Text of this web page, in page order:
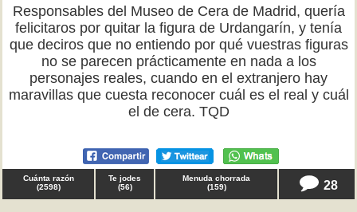
Responsables del Museo de Cera de Madrid, quería
felicitaros por quitar la figura de Urdangarín, y tenía
que deciros que no entiendo por qué vuestras figuras
no se parecen prácticamente en nada a los
personajes reales, cuando en el extranjero hay
maravillas que cuesta reconocer cuál es el real y cuál
el de cera. TQD
Cuánta razón
(2598)
Te jodes
(56)
Menuda chorrada
(159) 28